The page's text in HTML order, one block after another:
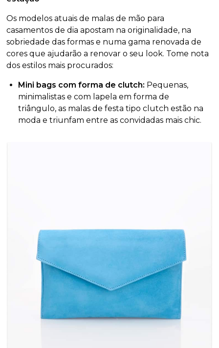
Os modelos atuais de malas de mão para
casamentos de dia apostam na originalidade, na
sobriedade das formas e numa gama renovada de
cores que ajudarão a renovar o seu look. Tome nota
dos estilos mais procurados:
Mini bags com forma de clutch: Pequenas,
minimalistas e com lapela em forma de
triângulo, as malas de festa tipo clutch estão na
moda e triunfam entre as convidadas mais chic.